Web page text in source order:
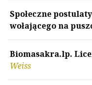
Społeczne
wołającego na
Biomasakra.lp.
Weiss